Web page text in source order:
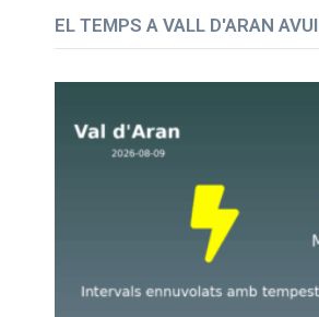
EL TEMPS A VALL D'ARAN AVUI